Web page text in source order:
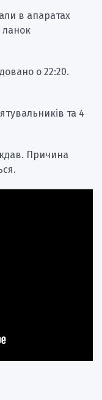
в апаратах
ланок
о 22:20.
та 4
Причина